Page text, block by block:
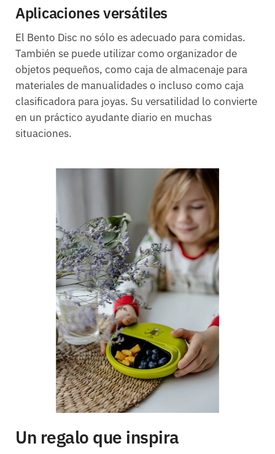
Aplicaciones versátiles
El Bento Disc no sólo es adecuado para comidas.
También se puede utilizar como organizador de
objetos pequeños, como caja de almacenaje para
materiales de manualidades o incluso como caja
clasificadora para joyas. Su versatilidad lo convierte
en un práctico ayudante diario en muchas
situaciones.
Un regalo que inspira